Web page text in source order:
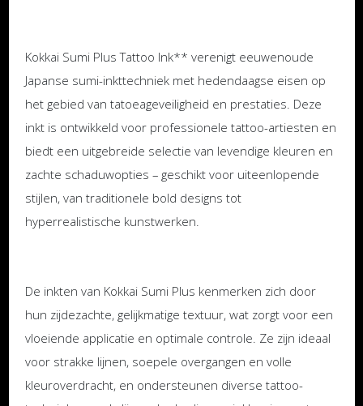
Kokkai Sumi Plus Tattoo Ink** verenigt eeuwenoude
Japanse sumi-inkttechniek met hedendaagse eisen op
het gebied van tatoeageveiligheid en prestaties. Deze
inkt is ontwikkeld voor professionele tattoo-artiesten en
biedt een uitgebreide selectie van levendige kleuren en
zachte schaduwopties – geschikt voor uiteenlopende
stijlen, van traditionele bold designs tot
hyperrealistische kunstwerken.
De inkten van Kokkai Sumi Plus kenmerken zich door
hun zijdezachte, gelijkmatige textuur, wat zorgt voor een
vloeiende applicatie en optimale controle. Ze zijn ideaal
voor strakke lijnen, soepele overgangen en volle
kleuroverdracht, en ondersteunen diverse tattoo-